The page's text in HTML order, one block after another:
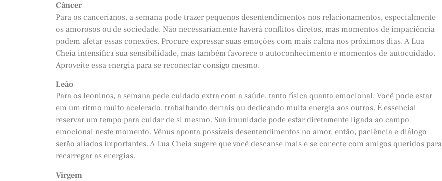
Câncer
Para os cancerianos, a semana pode trazer pequenos desentendimentos nos relacionamentos, especialmente
os amorosos ou de sociedade. Não necessariamente haverá conflitos diretos, mas momentos de impaciência
podem afetar essas conexões. Procure expressar suas emoções com mais calma nos próximos dias. A Lua
Cheia intensifica sua sensibilidade, mas também favorece o autoconhecimento e momentos de autocuidado.
Aproveite essa energia para se reconectar consigo mesmo.
Leão
Para os leoninos, a semana pede cuidado extra com a saúde, tanto física quanto emocional. Você pode estar
em um ritmo muito acelerado, trabalhando demais ou dedicando muita energia aos outros. É essencial
reservar um tempo para cuidar de si mesmo. Sua imunidade pode estar diretamente ligada ao campo
emocional neste momento. Vênus aponta possíveis desentendimentos no amor, então, paciência e diálogo
serão aliados importantes. A Lua Cheia sugere que você descanse mais e se conecte com amigos queridos para
recarregar as energias.
Virgem